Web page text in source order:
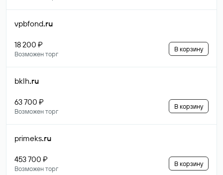
vpbfond.ru
18 200 ₽
Возможен торг
В корзину
bklh.ru
63 700 ₽
Возможен торг
В корзину
primeks.ru
453 700 ₽
Возможен торг
В корзину